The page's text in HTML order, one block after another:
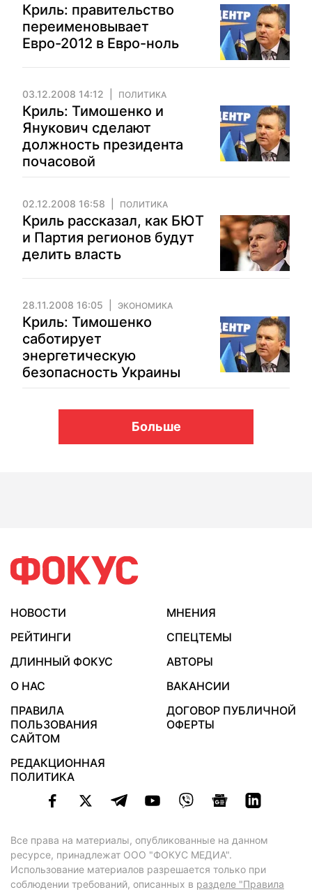
Криль: правительство
переименовывает
Евро-2012 в Евро-ноль
03.12.2008 14:12 ПОЛИТИКА
Криль: Тимошенко и
Янукович сделают
должность президента
почасовой
02.12.2008 16:58 ПОЛИТИКА
Криль рассказал, как БЮТ
и Партия регионов будут
делить власть
28.11.2008 16:05 ЭКОНОМИКА
Криль: Тимошенко
саботирует
энергетическую
безопасность Украины
Больше
НОВОСТИ
МНЕНИЯ
РЕЙТИНГИ
СПЕЦТЕМЫ
ДЛИННЫЙ ФОКУС
АВТОРЫ
О НАС
ВАКАНСИИ
ПРАВИЛА
ПОЛЬЗОВАНИЯ
САЙТОМ
ДОГОВОР ПУБЛИЧНОЙ
ОФЕРТЫ
РЕДАКЦИОННАЯ
ПОЛИТИКА
Все права на материалы, опубликованные на данном
ресурсе, принадлежат ООО "ФОКУС МЕДИА".
Использование материалов разрешается только при
соблюдении требований, описанных в разделе "Правила